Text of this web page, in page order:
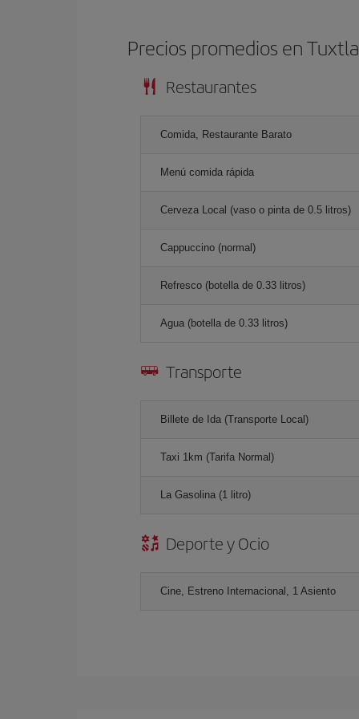
Precios promedios en
Restaurantes
Comida, Restaurante Barato
Menú comida rápida
Cerveza Local (vaso o pinta de 0.5 litros)
Cappuccino (normal)
Refresco (botella de 0.33 litros)
Agua (botella de 0.33 litros)
Transporte
Billete de Ida (Transporte Local)
Taxi 1km (Tarifa Normal)
La Gasolina (1 litro)
Deporte y Ocio
Cine, Estreno Internacional, 1 Asiento